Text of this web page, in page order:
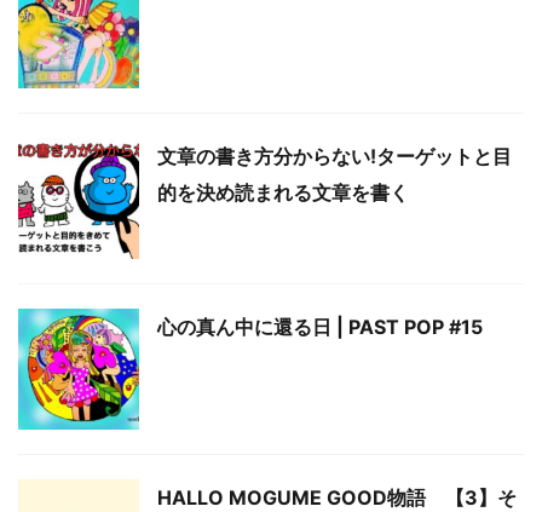
文章の書き方分からない!ターゲットと目
的を決め読まれる文章を書く
心の真ん中に還る日 | PAST POP #15
HALLO MOGUME GOOD物語 【3】そ